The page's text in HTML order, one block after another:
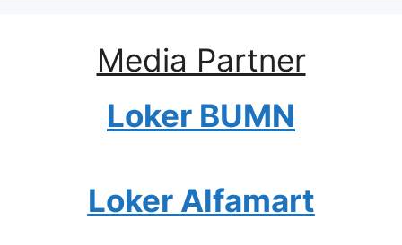
Media Partner
Loker BUMN
Loker Alfamart